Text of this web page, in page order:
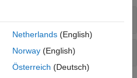
Netherlands(English)
Norway(English)
Österreich (Deutsch)